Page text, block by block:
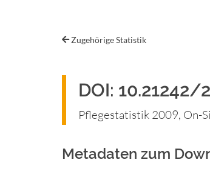
Zugehörige Statistik
DOI: 10.21242/
Pflegestatistik 2009, On-
Metadaten zum